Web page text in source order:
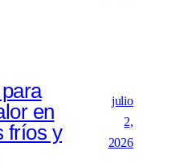
en
fríos y
julio
2,
2026